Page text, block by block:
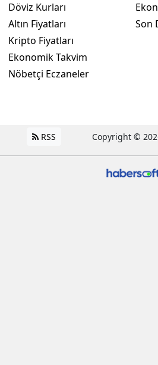
Döviz Kurları
Altın Fiyatları
Kripto Fiyatları
Ekonomik Takvim
Nöbetçi Eczaneler
Son
RSS Copyright ©